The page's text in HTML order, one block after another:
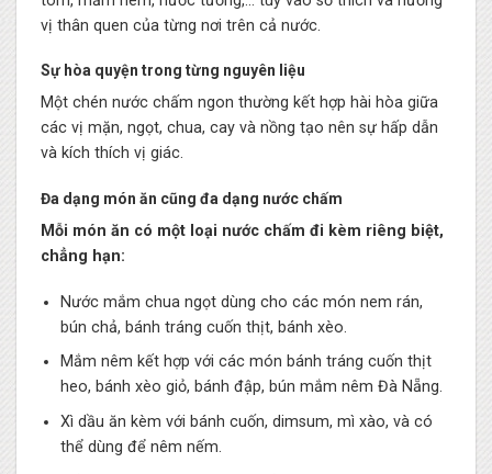
vị thân quen của từng nơi trên cả nước.
Sự hòa quyện trong từng nguyên liệu
Một chén nước chấm ngon thường kết hợp hài hòa giữa
các vị mặn, ngọt, chua, cay và nồng tạo nên sự hấp dẫn
và kích thích vị giác.
Đa dạng món ăn cũng đa dạng nước chấm
Mỗi món ăn có một loại nước chấm đi kèm riêng biệt,
chẳng hạn:
Nước mắm chua ngọt dùng cho các món nem rán,
bún chả, bánh tráng cuốn thịt, bánh xèo.
Mắm nêm kết hợp với các món bánh tráng cuốn thịt
heo, bánh xèo giỏ, bánh đập, bún mắm nêm Đà Nẵng.
Xì dầu ăn kèm với bánh cuốn, dimsum, mì xào, và có
thể dùng để nêm nếm.